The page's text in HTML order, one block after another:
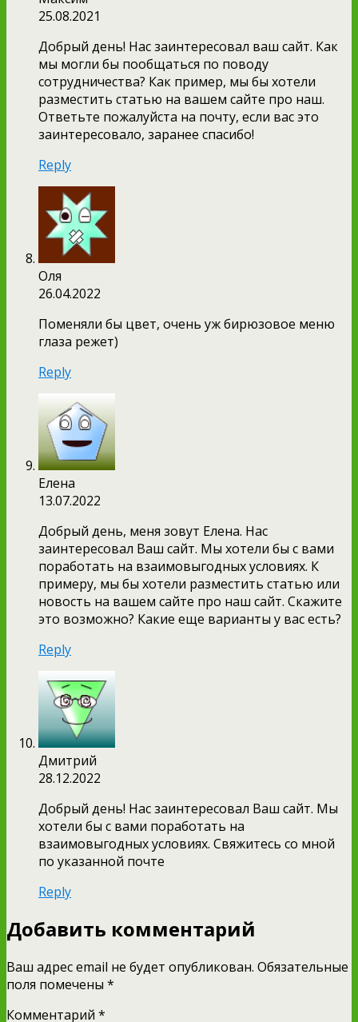
25.08.2021
Добрый день! Нас заинтересовал ваш сайт. Как
мы могли бы пообщаться по поводу
сотрудничества? Как пример, мы бы хотели
разместить статью на вашем сайте про наш.
Ответьте пожалуйста на почту, если вас это
заинтересовало, заранее спасибо!
Reply
Оля
26.04.2022
Поменяли бы цвет, очень уж бирюзовое меню
глаза режет)
Reply
Елена
13.07.2022
Добрый день, меня зовут Елена. Нас
заинтересовал Ваш сайт. Мы хотели бы с вами
поработать на взаимовыгодных условиях. К
примеру, мы бы хотели разместить статью или
новость на вашем сайте про наш сайт. Скажите
это возможно? Какие еще варианты у вас есть?
Reply
Дмитрий
28.12.2022
Добрый день! Нас заинтересовал Ваш сайт. Мы
хотели бы с вами поработать на
взаимовыгодных условиях. Свяжитесь со мной
по указанной почте
Reply
Добавить комментарий
Ваш адрес email не будет опубликован. Обязательные
поля помечены *
Комментарий *